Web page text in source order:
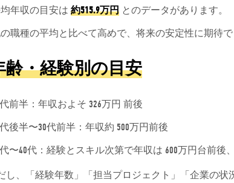
年収の目安は 約515.9万円 とのデータがあります。
職種の平均と比べて高めで、将来の安定性に期待で
齢・経験別の目安
前半：年収およそ 326万円 前後
後半〜30代前半：年収約 500万円前後
代〜40代：経験とスキル次第で年収は 600万円台前後
し、「経験年数」「担当プロジェクト」「企業の